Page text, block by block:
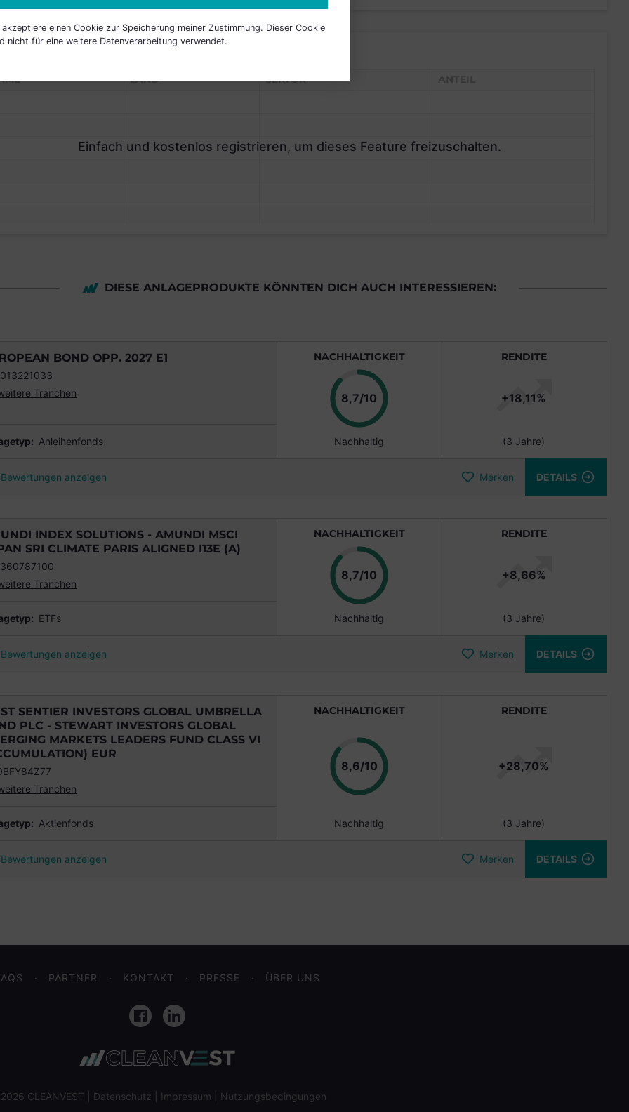
Einfach und kostenlos registrieren, um dieses Feature freizuschalten.
LAND SEKTOR
DIESE ANLAGEPRODUKTE KÖNNTEN DICH AUCH INTERESSIEREN:
BOND OPP. 2027 E1
Tranchen
Anleihenfonds
NACHHALTIGKEIT
8,7/10 Punkte
Nachhaltig
RENDITE
+18,11%
(3 Jahre)
Bewertungen anzeigen Merken DETAILS
INDEX SOLUTIONS - AMUNDI MSCI
SRI CLIMATE PARIS ALIGNED I13E (A)
Tranchen
ETFs
NACHHALTIGKEIT
8,7/10 Punkte
Nachhaltig
RENDITE
+8,66%
(3 Jahre)
Bewertungen anzeigen Merken DETAILS
SENTIER INVESTORS GLOBAL UMBRELLA
PLC - STEWART INVESTORS GLOBAL
MARKETS LEADERS FUND CLASS VI
EUR
Tranchen
Aktienfonds
NACHHALTIGKEIT
8,6/10Punkte
Nachhaltig
RENDITE
+28,70%
(3 Jahre)
Bewertungen anzeigen Merken DETAILS
PARTNER KONTAKT PRESSE ÜBER UNS
FacebookLinkedIn
CLEANVEST | Datenschutz Impressum Nutzungsbedingungen
akzeptiere einen Cookie zur Speicherung meiner Zustimmung. Dieser Cookie
nicht für eine weitere Datenverarbeitung verwendet.